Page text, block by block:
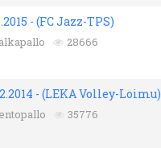
- (FC Jazz-TPS)
28666
- (LEKA Volley-Loimu)
35776